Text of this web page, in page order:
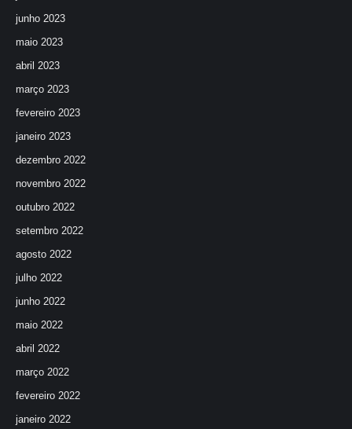
junho 2023
maio 2023
abril 2023
março 2023
fevereiro 2023
janeiro 2023
dezembro 2022
novembro 2022
outubro 2022
setembro 2022
agosto 2022
julho 2022
junho 2022
maio 2022
abril 2022
março 2022
fevereiro 2022
janeiro 2022